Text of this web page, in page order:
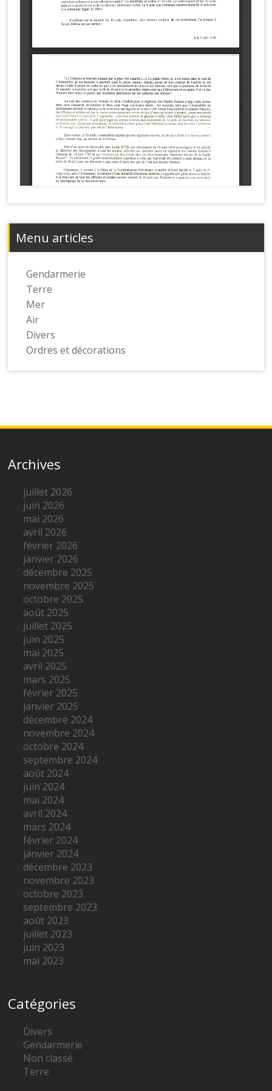
Menu articles
Gendarmerie
Terre
Mer
Air
Divers
Ordres et décorations
Archives
juillet 2026
juin 2026
mai 2026
avril 2026
février 2026
janvier 2026
décembre 2025
novembre 2025
octobre 2025
août 2025
juillet 2025
juin 2025
mai 2025
avril 2025
mars 2025
février 2025
janvier 2025
décembre 2024
novembre 2024
octobre 2024
septembre 2024
août 2024
juin 2024
mai 2024
avril 2024
mars 2024
février 2024
janvier 2024
décembre 2023
novembre 2023
octobre 2023
septembre 2023
août 2023
juillet 2023
juin 2023
mai 2023
Catégories
Divers
Gendarmerie
Non classé
Terre